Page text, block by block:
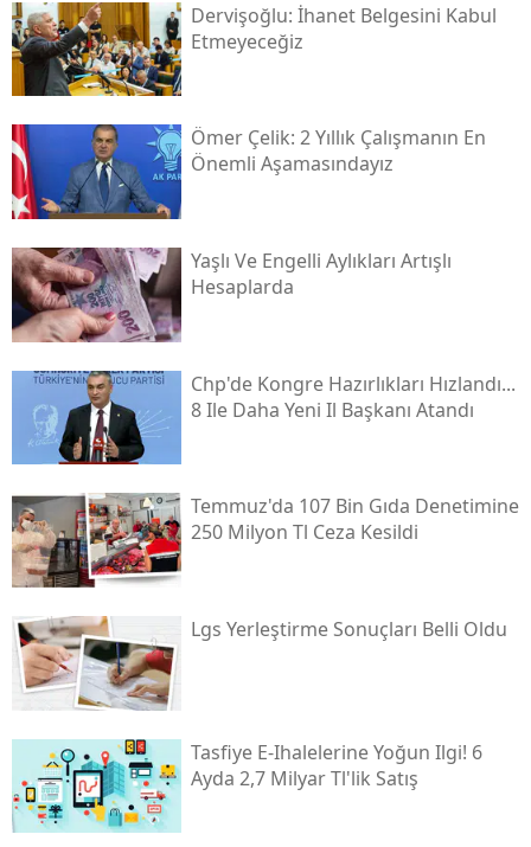
Dervişoğlu: İhanet Belgesini Kabul
Etmeyeceğiz
Ömer Çelik: 2 Yıllık Çalışmanın En
Önemli Aşamasındayız
Yaşlı Ve Engelli Aylıkları Artışlı
Hesaplarda
Chp'de Kongre Hazırlıkları Hızlandı...
8 Ile Daha Yeni Il Başkanı Atandı
Temmuz'da 107 Bin Gıda Denetimine
250 Milyon Tl Ceza Kesildi
Lgs Yerleştirme Sonuçları Belli Oldu
Tasfiye E-Ihalelerine Yoğun Ilgi! 6
Ayda 2,7 Milyar Tl'lik Satış